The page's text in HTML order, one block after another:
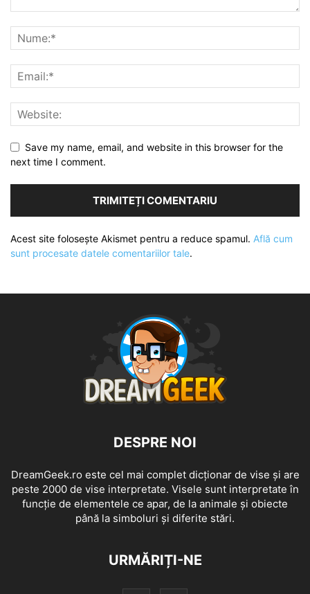
Save my name, email, and website in this browser for the
next time I comment.
Acest site folosește Akismet pentru a reduce spamul. Află cum
sunt procesate datele comentariilor tale.
DESPRE NOI
DreamGeek.ro este cel mai complet dicționar de vise și are
peste 2000 de vise interpretate. Visele sunt interpretate în
funcție de elementele ce apar, de la animale și obiecte
până la simboluri și diferite stări.
URMĂRIȚI-NE